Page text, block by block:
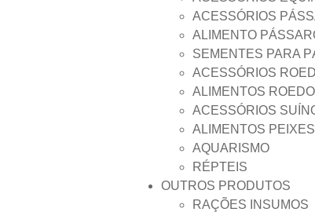
ACESSÓRIOS
ALIMENTO
SEMENTES PARA
ACESSÓRIOS
ALIMENTOS
ACESSÓRIOS
ALIMENTOS PEIXES
AQUARISMO
RÉPTEIS
OUTROS PRODUTOS
RAÇÕES INSUMOS